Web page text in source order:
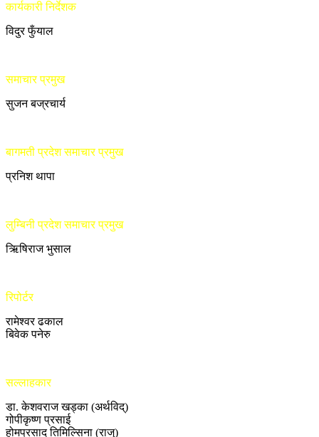
कार्यकारी निर्देशक
विदुर फुँयाल
समाचार प्रमुख
सुजन बज्रचार्य
बागमती प्रदेश समाचार प्रमुख
प्रनिश थापा
लुम्बिनी प्रदेश समाचार प्रमुख
ऋिषिराज भुसाल
रिपोर्टर
रामेश्वर ढकाल
बिवेक पनेरु
सल्लाहकार
डा. केशवराज खड्का (अर्थविद्)
गोपीकृष्ण प्रसाई
होमप्रसाद तिमिल्सिना (राजु)